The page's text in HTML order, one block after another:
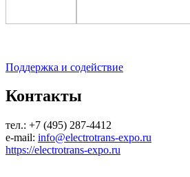
Поддержка и содействие
Контакты
тел.: +7 (495) 287-4412
e-mail: info@electrotrans-expo.ru
https://electrotrans-expo.ru